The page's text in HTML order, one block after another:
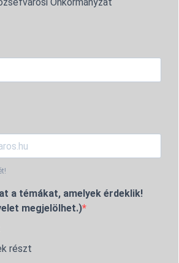
a témákat, amelyek érdeklik!
megjelölhet.)
részt